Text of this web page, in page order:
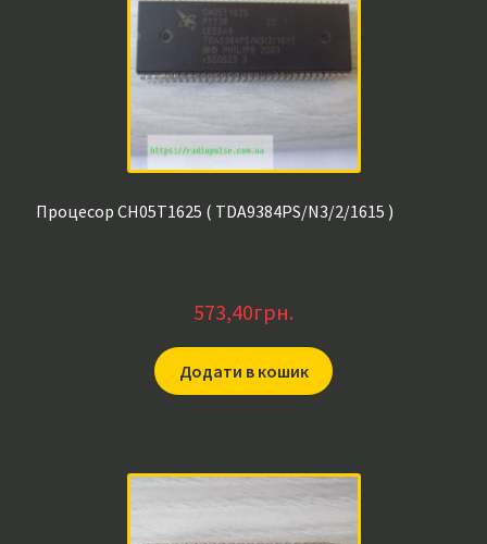
Процесор CH05T1625 ( TDA9384PS/N3/2/1615 )
573,40грн.
Додати в кошик